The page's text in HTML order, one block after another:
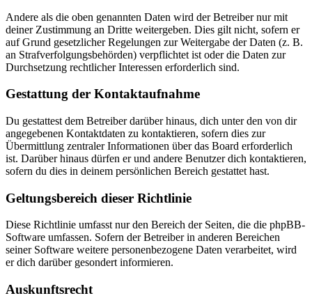
Andere als die oben genannten Daten wird der Betreiber nur mit
deiner Zustimmung an Dritte weitergeben. Dies gilt nicht, sofern er
auf Grund gesetzlicher Regelungen zur Weitergabe der Daten (z. B.
an Strafverfolgungsbehörden) verpflichtet ist oder die Daten zur
Durchsetzung rechtlicher Interessen erforderlich sind.
Gestattung der Kontaktaufnahme
Du gestattest dem Betreiber darüber hinaus, dich unter den von dir
angegebenen Kontaktdaten zu kontaktieren, sofern dies zur
Übermittlung zentraler Informationen über das Board erforderlich
ist. Darüber hinaus dürfen er und andere Benutzer dich kontaktieren,
sofern du dies in deinem persönlichen Bereich gestattet hast.
Geltungsbereich dieser Richtlinie
Diese Richtlinie umfasst nur den Bereich der Seiten, die die phpBB-
Software umfassen. Sofern der Betreiber in anderen Bereichen
seiner Software weitere personenbezogene Daten verarbeitet, wird
er dich darüber gesondert informieren.
Auskunftsrecht